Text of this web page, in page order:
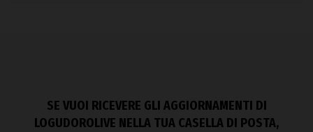
SE VUOI RICEVERE GLI AGGIORNAMENTI DI
LOGUDOROLIVE NELLA TUA CASELLA DI POSTA,